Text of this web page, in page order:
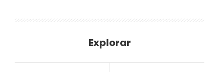
Explorar